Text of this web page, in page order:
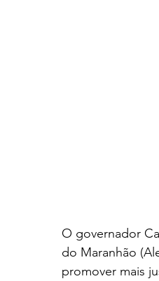
O governador
do Maranhão
promover mais